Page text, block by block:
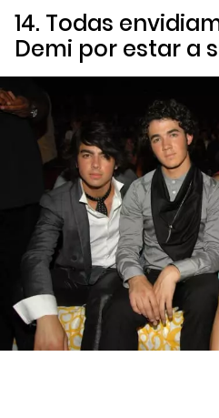
14. Todas
Demi por estar a